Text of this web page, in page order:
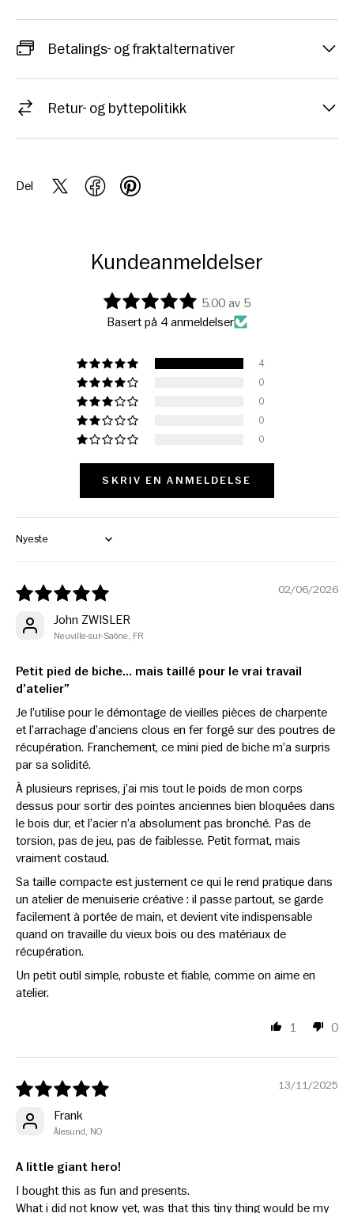
Betalings- og fraktalternativer
Retur- og byttepolitikk
Del
Kundeanmeldelser
5.00 av 5
Basert på 4 anmeldelser
4
0
0
0
0
SKRIV EN ANMELDELSE
Sort by
02/06/2026
John ZWISLER
Neuville-sur-Saône, FR
Petit pied de biche… mais taillé pour le vrai travail
d’atelier”
Je l’utilise pour le démontage de vieilles pièces de charpente
et l’arrachage d’anciens clous en fer forgé sur des poutres de
récupération. Franchement, ce mini pied de biche m’a surpris
par sa solidité.
À plusieurs reprises, j’ai mis tout le poids de mon corps
dessus pour sortir des pointes anciennes bien bloquées dans
le bois dur, et l’acier n’a absolument pas bronché. Pas de
torsion, pas de jeu, pas de faiblesse. Petit format, mais
vraiment costaud.
Sa taille compacte est justement ce qui le rend pratique dans
un atelier de menuiserie créative : il passe partout, se garde
facilement à portée de main, et devient vite indispensable
quand on travaille du vieux bois ou des matériaux de
récupération.
Un petit outil simple, robuste et fiable, comme on aime en
atelier.
1 0
13/11/2025
Frank
Ålesund, NO
A little giant hero!
I bought this as fun and presents.
What i did not know yet, was that this tiny thing would be my